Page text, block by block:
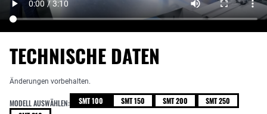
TECHNISCHE DATEN
Änderungen vorbehalten.
MODELL AUSWÄHLEN: SMT 100 SMT 150 SMT 200
SMT 250